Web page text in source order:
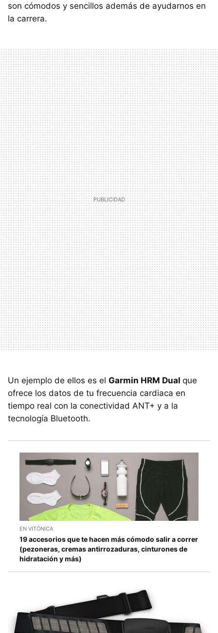
son cómodos y sencillos además de ayudarnos en
la carrera.
Un ejemplo de ellos es el Garmin HRM Dual que
ofrece los datos de tu frecuencia cardiaca en
tiempo real con la conectividad ANT+ y a la
tecnología Bluetooth.
EN VITÓNICA
19 accesorios que te hacen más cómodo salir a correr
(pezoneras, cremas antirrozaduras, cinturones de
hidratación y más)